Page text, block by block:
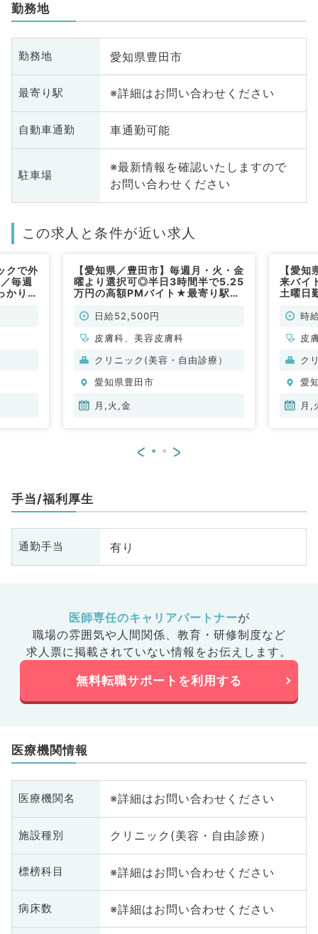
勤務地
勤務地 愛知県豊田市
最寄り駅 ※詳細はお問い合わせください
自動車通勤 車通勤可能
駐車場
※最新情報を確認いたしますので
お問い合わせください
この求人と条件が近い求人
クで外
毎週
かり稼
【愛知県／豊田市】毎週月・火・金
曜より選択可◎半日3時間半で5.25
万円の高額PMバイト★最寄り駅よ
美容皮膚科／非常勤）
日給52,500円
皮膚科、美容皮膚科
クリニック(美容・自由診療）
愛知県豊田市
月,火,金
【愛
来バイ
土曜日
時
皮
ク
愛
月,
< >
手当/福利厚生
通勤手当 有り
医師専任のキャリアパートナーが
職場の雰囲気や人間関係、 教育・研修制度など
求人票に掲載されていない情報をお伝えします。
無料転職サポートを利用する
医療機関情報
医療機関名 ※詳細はお問い合わせください
施設種別 クリニック(美容・自由診療）
標榜科目 ※詳細はお問い合わせください
病床数 ※詳細はお問い合わせください